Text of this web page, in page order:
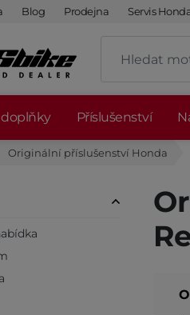
Blog Prodejna Servis
doplňky Příslušenství
Originální příslušenství Honda